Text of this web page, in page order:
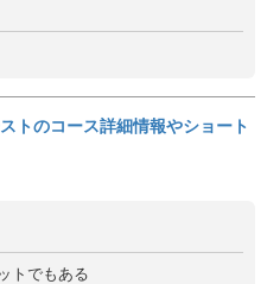
トのコース詳細情報やショート
トでもある